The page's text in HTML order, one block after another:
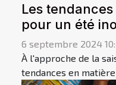
Les
pour un été
6 septembre 2024
À l'approche de la
tendances en matière